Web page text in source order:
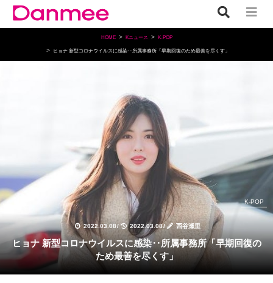
HOME Kニュース K-POP
ヒョナ 新型コロナウイルスに感染‥所属事務所「早期回復のため最善を尽くす」
2022.03.08/ 2022.03.08/ 西谷瀬里
K-POP
ヒョナ 新型コロナウイルスに感染‥所属事務所「早期回復の
ため最善を尽くす」